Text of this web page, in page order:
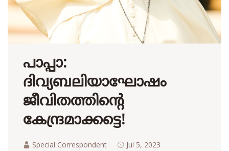
പാപ്പാ:
ദിവ്യബലിയാഘോഷം
ജീവിതത്തിന്റെ
കേന്ദ്രമാക്കട്ടെ!
Special Correspondent Jul 5, 2023